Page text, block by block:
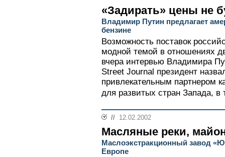
«Задирать» цены не
Владимир Путин предлагает
бензине
Возможность поставок
модной темой в отношениях
вчера интервью Владимира
Street Journal президент
привлекательным партнером
для развитых стран Запада,
// 12.02.2002
Масляные реки,
Маслоэкстракционный завод
Европе